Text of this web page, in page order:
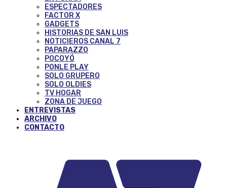
ESPECTADORES
FACTOR X
GADGETS
HISTORIAS DE SAN LUIS
NOTICIEROS CANAL 7
PAPARAZZO
POCOYÓ
PONLE PLAY
SOLO GRUPERO
SOLO OLDIES
TV HOGAR
ZONA DE JUEGO
ENTREVISTAS
ARCHIVO
CONTACTO